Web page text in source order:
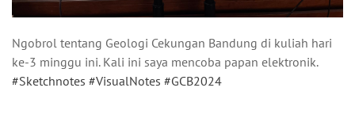
Ngobrol tentang Geologi Cekungan Bandung di kuliah hari
ke-3 minggu ini. Kali ini saya mencoba papan elektronik.
#Sketchnotes #VisualNotes #GCB2024